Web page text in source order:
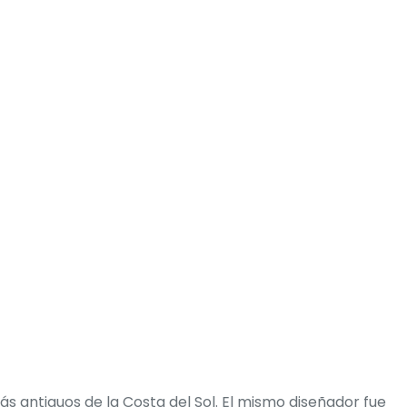
antiguos de la Costa del Sol. El mismo diseñador fue